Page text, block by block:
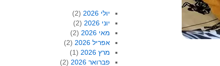
יולי 2026
(2)
יוני 2026
(2)
מאי 2026
(2)
אפריל 2026
(2)
מרץ 2026
(1)
פברואר 2026
(2)